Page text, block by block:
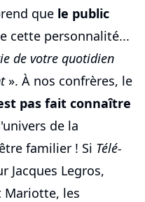
que le public
cette personnalité...
de votre quotidien
». À nos confrères, le
pas fait connaître
de la
familier ! Si Télé-
Jacques Legros,
Mariotte, les